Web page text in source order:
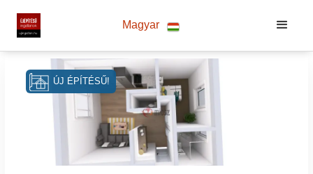
Magyar
ÚJ ÉPÍTÉSŰ!